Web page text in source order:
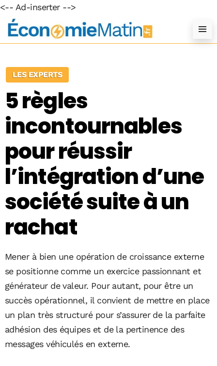
<-- Ad-inserter -->
LES EXPERTS
5 règles
incontournables
pour réussir
l’intégration d’une
société suite à un
rachat
Mener à bien une opération de croissance externe
se positionne comme un exercice passionnant et
générateur de valeur. Pour autant, pour être un
succès opérationnel, il convient de mettre en place
un plan très structuré pour s’assurer de la parfaite
adhésion des équipes et de la pertinence des
messages véhiculés en externe.